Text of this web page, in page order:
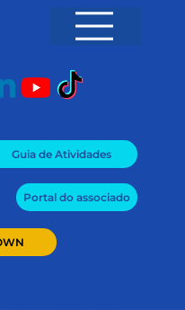
Portal do associado